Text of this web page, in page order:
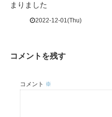
まりました
2022-12-01(Thu)
コメントを残す
コメント ※